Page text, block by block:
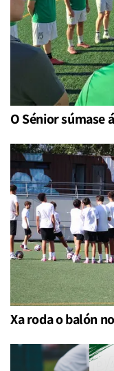
O Sénior súmase
Xa roda o balón